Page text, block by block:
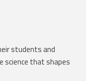
students and
that shapes